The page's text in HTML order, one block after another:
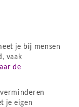
je bij mensen
vaak
de
je eigen